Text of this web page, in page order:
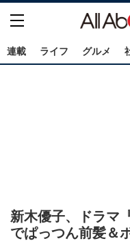
連載 ライフ グルメ
新木優子、ドラマ
でぱっつん前髪＆